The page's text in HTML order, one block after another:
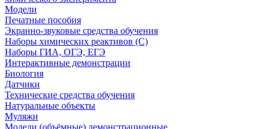
Модели
Печатные пособия
Экранно-звуковые средства обучения
Наборы химических реактивов (С)
Наборы ГИА, ОГЭ, ЕГЭ
Интерактивные демонстрации
Биология
Датчики
Технические средства обучения
Натуральные объекты
Муляжи
Модели (объёмные) демонстрационные